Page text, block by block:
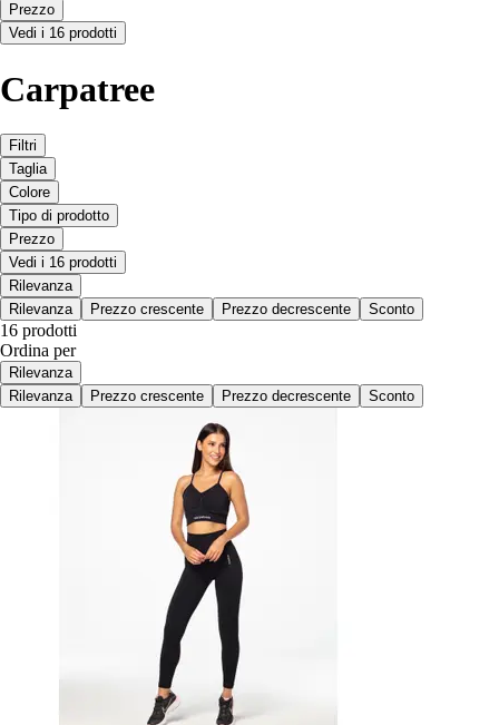
Prezzo
Vedi i 16 prodotti
Carpatree
Filtri
Taglia
Colore
Tipo di prodotto
Prezzo
Vedi i 16 prodotti
Rilevanza
Rilevanza
Prezzo crescente Prezzo decrescente Sconto
16 prodotti
Ordina per
Rilevanza
Rilevanza
Prezzo crescente Prezzo decrescente Sconto